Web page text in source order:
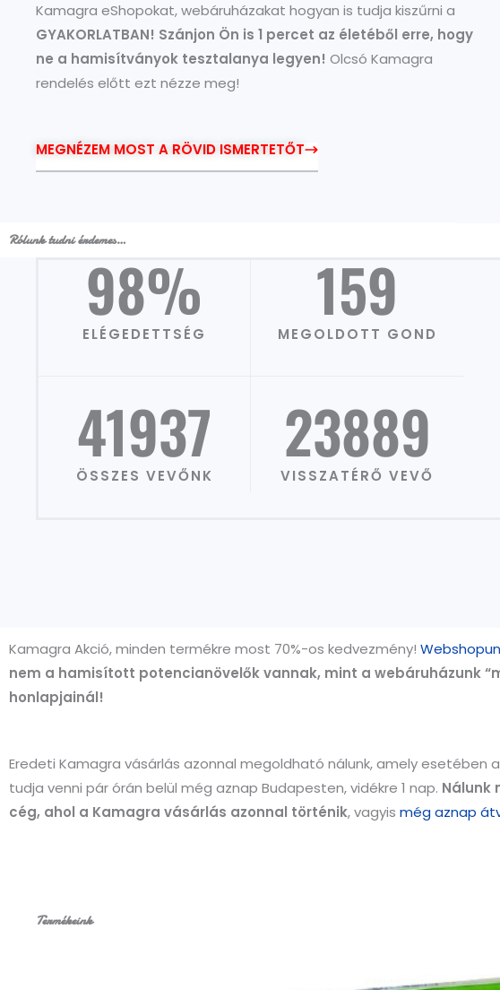
Kamagra eShopokat, webáruházakat hogyan is tudja kiszűrni a
GYAKORLATBAN! Szánjon Ön is 1 percet az életéből erre, hogy
ne a hamisítványok tesztalanya legyen! Olcsó Kamagra
rendelés előtt ezt nézze meg!
MEGNÉZEM MOST A RÖVID ISMERTETŐT
Rólunk tudni érdemes…
ELÉGEDETTSÉG
98%
MEGOLDOTT GOND
159
ÖSSZES VEVŐNK
41937
VISSZATÉRŐ VEVŐ
23889
Kamagra Akció, minden termékre most 70%-os kedvezmény!
nem a hamisított potencianövelők vannak, mint a webáruházunk
honlapjainál!
Eredeti Kamagra vásárlás azonnal megoldható nálunk, amely
tudja venni pár órán belül még aznap Budapesten, vidékre 1 nap. Nálunk
cég, ahol a Kamagra vásárlás azonnal történik, vagyis még aznap
Termékeink